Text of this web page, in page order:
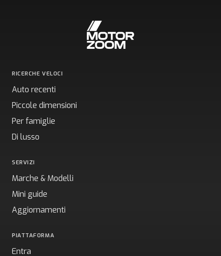
RICERCHE VELOCI
Auto recenti
Piccole dimensioni
Per famiglie
Di lusso
SERVIZI
Marche & Modelli
Mini guide
Aggiornamenti
PIATTAFORMA
Entra